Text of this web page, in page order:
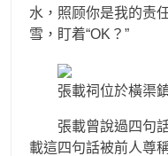
水，照顾你是我的责
雪，盯着“OK？”
張載祠位於橫渠鎮
張載曾說過四句話
載這四句話被前人尊